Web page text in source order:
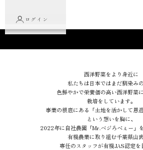
ログイン
西洋野菜をより身近に
私たちは日本ではまだ馴染み
色鮮やかで栄養価の高い西洋野菜に
栽培をしています。
事業の根底にある「土地を活かして恩
という想いを胸に、
2022年に自社農園「Mr.ベジろべぇー」
有機農業に取り組む千葉県山
専任のスタッフが有機JAS認定を